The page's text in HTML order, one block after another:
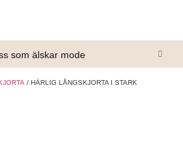
som älskar mode
/ HÄRLIG LÅNGSKJORTA I STARK